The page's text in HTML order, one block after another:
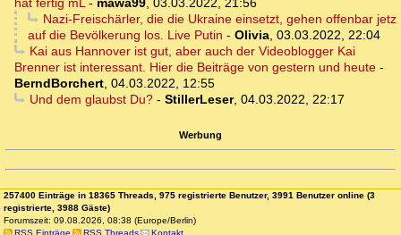
hat fertig mL- mawa99, 03.03.2022, 21:56
Nazi-Freischärler, die die Ukraine einsetzt, gehen offenbar jetz
auf die Bevölkerung los. Live Putin - Olivia, 03.03.2022, 22:04
Kai aus Hannover ist gut, aber auch der Videoblogger Kai
Brenner ist interessant. Hier die Beiträge von gestern und heute -
BerndBorchert, 04.03.2022, 12:55
Und dem glaubst Du?- StillerLeser, 04.03.2022, 22:17
Werbung
257400 Einträge in 18365 Threads, 975 registrierte Benutzer, 3991 Benutzer online (3
registrierte, 3988 Gäste)
Forumszeit: 09.08.2026, 08:38 (Europe/Berlin)
RSS Einträge
RSS Threads Kontakt